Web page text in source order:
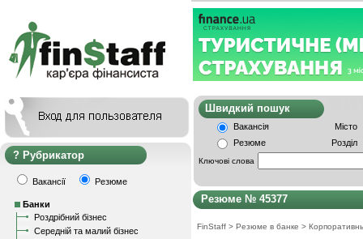
Рубрикатор
Вакансії Резюме
Банки
Роздрібний бізнес
Середній та малий бізнес
Швидкий
Вакансія
Місто
Резюме
Розділ
Ключові слова
Резюме № 45377
FinStaff > Резюме в банке >